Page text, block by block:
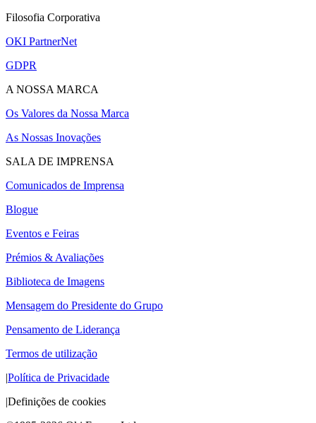
Filosofia Corporativa
OKI PartnerNet
GDPR
A NOSSA MARCA
Os Valores da Nossa Marca
As Nossas Inovações
SALA DE IMPRENSA
Comunicados de Imprensa
Blogue
Eventos e Feiras
Prémios & Avaliações
Biblioteca de Imagens
Mensagem do Presidente do Grupo
Pensamento de Liderança
Termos de utilização
|Política de Privacidade
|Definições de cookies